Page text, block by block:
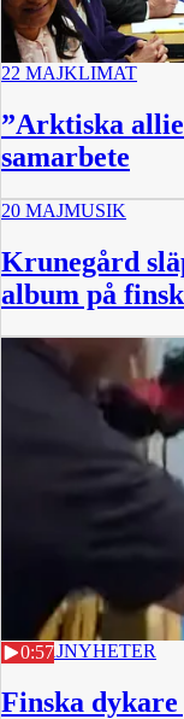
22 MAJKLIMAT
”Arktiska
samarbete
20 MAJMUSIK
Krunegård
album på
0:57
19 MAJNYHETER
Finska